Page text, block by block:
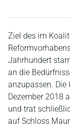
Ziel des im
Jahrhundert
an die
anzupassen.
Dezember 2018
und trat
auf Schloss